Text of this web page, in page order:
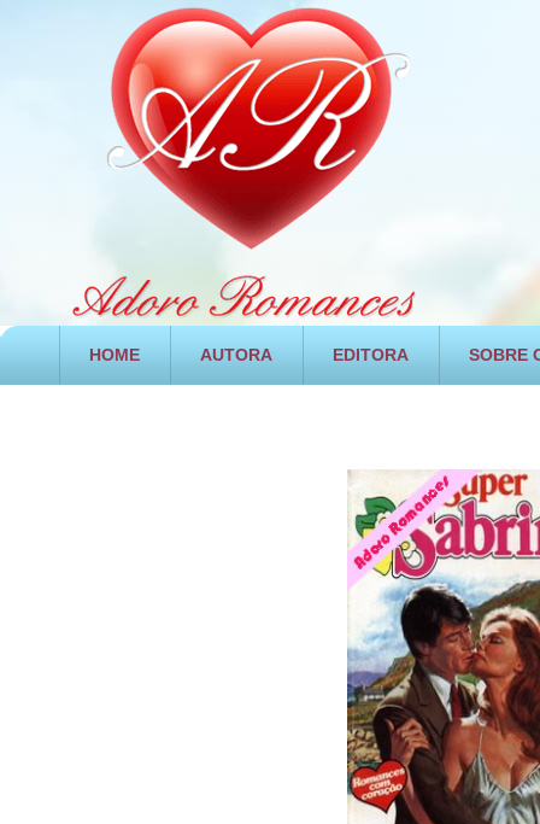
HOME AUTORA EDITORA SOBRE